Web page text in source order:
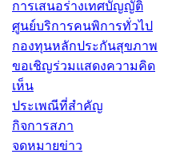
การเสนอร่างเทศบัญญัติ
ศูนย์บริการคนพิการทั่วไป
กองทุนหลักประกันสุขภาพ
ขอเชิญร่วมแสดงความคิด
เห็น
ประเพณีที่สำคัญ
กิจการสภา
จดหมายข่าว